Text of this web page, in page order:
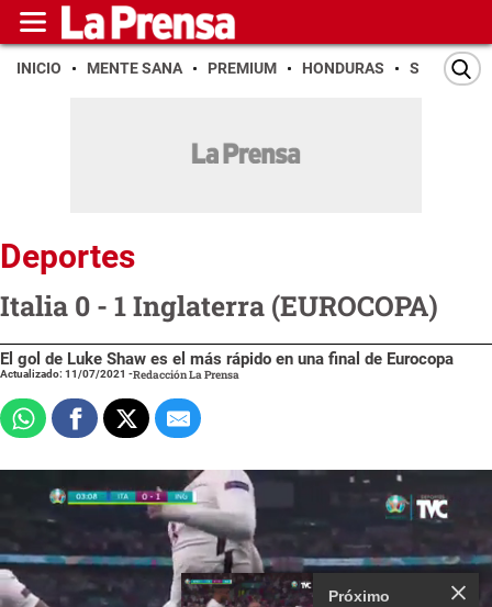
INICIO MENTE SANA PREMIUM HONDURAS SAN PEDRO
Deportes
Italia 0 - 1 Inglaterra (EUROCOPA)
El gol de Luke Shaw es el más rápido en una final de Eurocopa
Actualizado: 11/07/2021 -Redacción La Prensa
Próximo